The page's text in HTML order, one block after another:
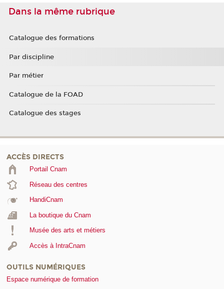
Dans la même rubrique
Catalogue des formations
Par discipline
Par métier
Catalogue de la FOAD
Catalogue des stages
ACCÈS DIRECTS
Portail Cnam
Réseau des centres
HandiCnam
La boutique du Cnam
Musée des arts et métiers
Accès à IntraCnam
OUTILS NUMÉRIQUES
Espace numérique de formation